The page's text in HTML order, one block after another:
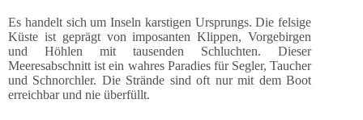
Es handelt sich um Inseln karstigen Ursprungs. Die felsige
Küste ist geprägt von imposanten Klippen, Vorgebirgen
und Höhlen mit tausenden Schluchten. Dieser
Meeresabschnitt ist ein wahres Paradies für Segler, Taucher
und Schnorchler. Die Strände sind oft nur mit dem Boot
erreichbar und nie überfüllt.